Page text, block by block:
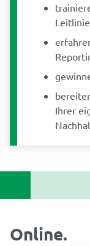
Ihrer
Online